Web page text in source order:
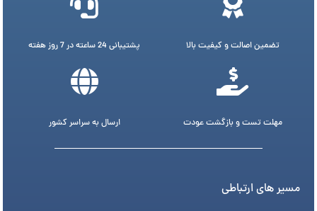
تضمین اصالت و کیفیت بالا پشتیبانی 24 ساعته در 7 روز هفته
مهلت تست و بازگشت عودت ارسال به سراسر کشور
مسیر های ارتباطی